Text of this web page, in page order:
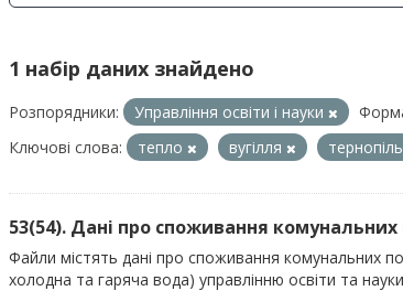
1 набір даних знайдено
Розпорядники: Управління освіти і науки
Ключові слова:
тепло вугілля
53(54). Дані про споживання
Файли містять дані про споживання комунальних
холодна та гаряча вода) управлінню освіти та науки